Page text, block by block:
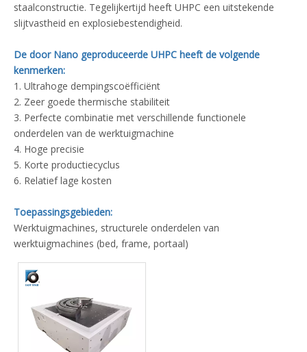
staalconstructie. Tegelijkertijd heeft UHPC een uitstekende
slijtvastheid en explosiebestendigheid.
De door Nano geproduceerde UHPC heeft de volgende
kenmerken:
1. Ultrahoge dempingscoëfficiënt
2. Zeer goede thermische stabiliteit
3. Perfecte combinatie met verschillende functionele
onderdelen van de werktuigmachine
4. Hoge precisie
5. Korte productiecyclus
6. Relatief lage kosten
Toepassingsgebieden:
Werktuigmachines, structurele onderdelen van
werktuigmachines (bed, frame, portaal)